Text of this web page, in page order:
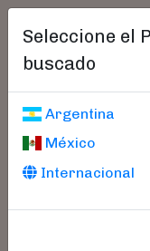
Seleccione el
buscado
Argentina
México
Internacional
Libros
Parámetros